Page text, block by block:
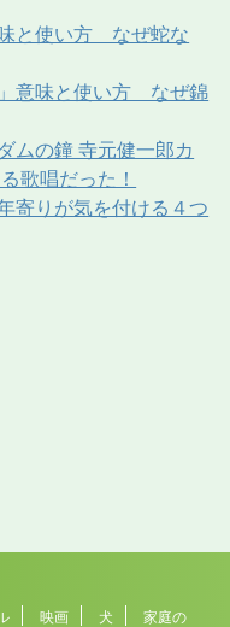
と使い方 なぜ蛇な
」意味と使い方 なぜ錦
ムの鐘 寺元健一郎カ
歌唱だった！
寄りが気を付ける４つ
映画 犬
家庭の